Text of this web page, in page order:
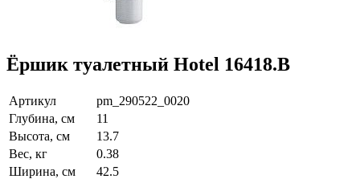
Ёршик туалетный Hotel 16418.B
Артикул
pm_290522_0020
Глубина, см
11
Высота, см
13.7
Вес, кг
0.38
Ширина, см
42.5